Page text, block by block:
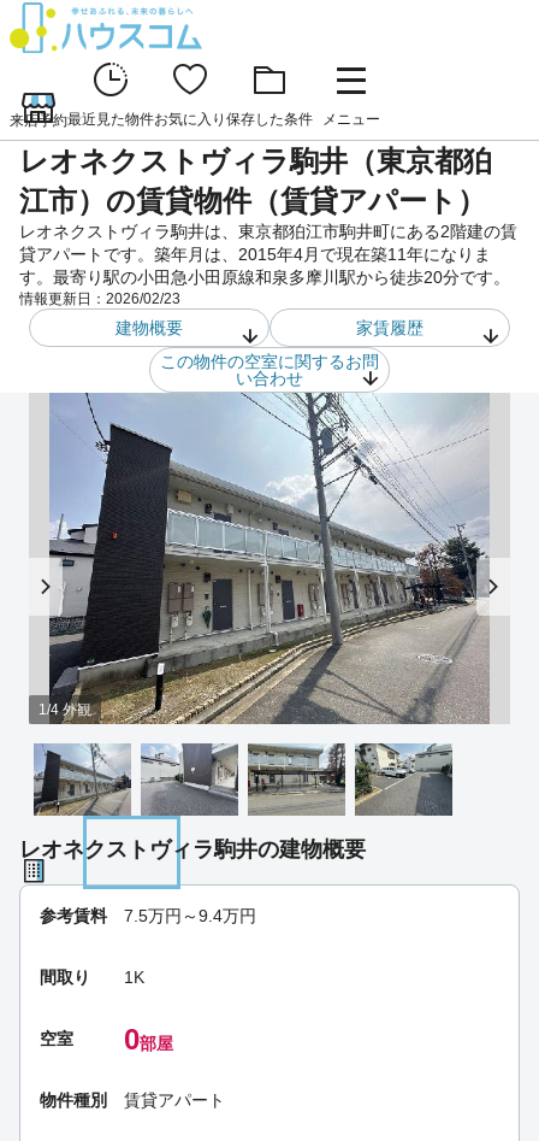
来店予約最近見た物件お気に入り 保存した条件 メニュー
レオネクストヴィラ駒井（東京都狛
江市）の賃貸物件（賃貸アパート）
レオネクストヴィラ駒井は、東京都狛江市駒井町にある2階建の賃
貸アパートです。築年月は、2015年4月で現在築11年になりま
す。最寄り駅の小田急小田原線和泉多摩川駅から徒歩20分です。
情報更新日： 2026/02/23
建物概要
家賃履歴
この物件の空室に関するお問
い合わせ
1/4 外観
レオネクストヴィラ駒井の建物概要
参考賃料 7.5万円～9.4万円
間取り 1K
空室 0部屋
物件種別 賃貸アパート